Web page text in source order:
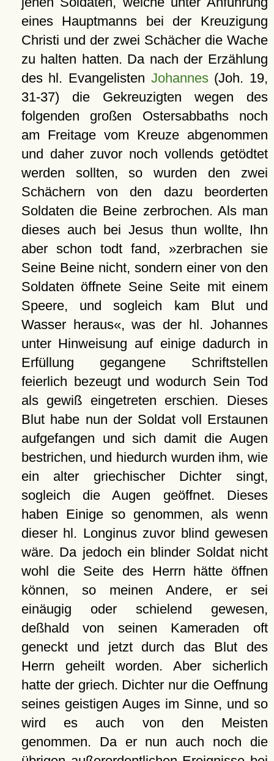
eines Hauptmanns bei der Kreuzigung
Christi und der zwei Schächer die Wache
zu halten hatten. Da nach der Erzählung
des hl. Evangelisten Johannes(Joh. 19,
31-37) die Gekreuzigten wegen des
folgenden großen Ostersabbaths noch
am Freitage vom Kreuze abgenommen
und daher zuvor noch vollends getödtet
werden sollten, so wurden den zwei
Schächern von den dazu beorderten
Soldaten die Beine zerbrochen. Als man
dieses auch bei Jesus thun wollte, Ihn
aber schon todt fand, »zerbrachen sie
Seine Beine nicht, sondern einer von den
Soldaten öffnete Seine Seite mit einem
Speere, und sogleich kam Blut und
Wasser heraus«, was der hl. Johannes
unter Hinweisung auf einige dadurch in
Erfüllung gegangene Schriftstellen
feierlich bezeugt und wodurch Sein Tod
als gewiß eingetreten erschien. Dieses
Blut habe nun der Soldat voll Erstaunen
aufgefangen und sich damit die Augen
bestrichen, und hiedurch wurden ihm, wie
ein alter griechischer Dichter singt,
sogleich die Augen geöffnet. Dieses
haben Einige so genommen, als wenn
dieser hl. Longinus zuvor blind gewesen
wäre. Da jedoch ein blinder Soldat nicht
wohl die Seite des Herrn hätte öffnen
können, so meinen Andere, er sei
einäugig oder schielend gewesen,
deßhald von seinen Kameraden oft
geneckt und jetzt durch das Blut des
Herrn geheilt worden. Aber sicherlich
hatte der griech. Dichter nur die Oeffnung
seines geistigen Auges im Sinne, und so
wird es auch von den Meisten
genommen. Da er nun auch noch die